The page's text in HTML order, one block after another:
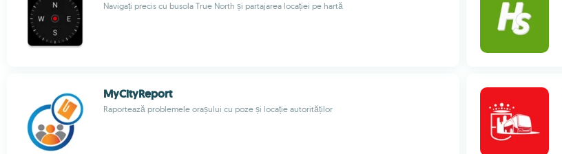
Navigați precis cu busola True North și partajarea locației pe hartă
MyCityReport
Raportează problemele orașului cu poze și locație autorităților